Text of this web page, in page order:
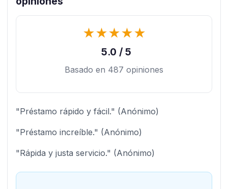
★★★★★
5.0 / 5
Basado en 487 opiniones
"Préstamo rápido y fácil." (Anónimo)
"Préstamo increíble." (Anónimo)
"Rápida y justa servicio." (Anónimo)